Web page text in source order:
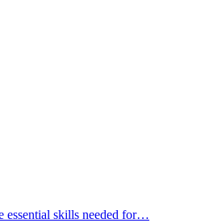
essential skills needed for…